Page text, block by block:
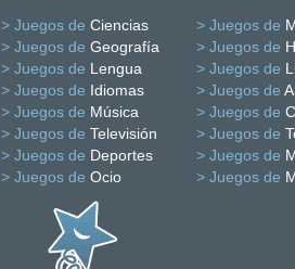
> Juegos de Ciencias > Juegos de
> Juegos de Geografía > Juegos de
> Juegos de Lengua > Juegos de
> Juegos de Idiomas > Juegos de
> Juegos de Música > Juegos de
> Juegos de Televisión > Juegos de
> Juegos de Deportes > Juegos de
> Juegos de Ocio > Juegos de